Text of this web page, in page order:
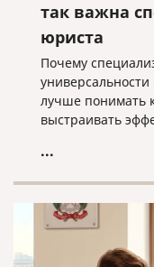
так важна
юриста
Почему
лучше понимать
выстраивать
...